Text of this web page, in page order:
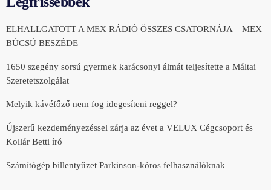
ELHALLGATOTT A MEX RÁDIÓ ÖSSZES CSATORNÁJA – MEX
BÚCSÚ BESZÉDE
1650 szegény sorsú gyermek karácsonyi álmát teljesítette a Máltai
Szeretetszolgálat
Melyik kávéfőző nem fog idegesíteni reggel?
Újszerű kezdeményezéssel zárja az évet a VELUX Cégcsoport és
Kollár Betti író
Számítógép billentyűzet Parkinson-kóros felhasználóknak